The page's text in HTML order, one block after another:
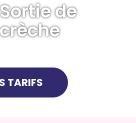
Sortie de
crèche
TARIFS